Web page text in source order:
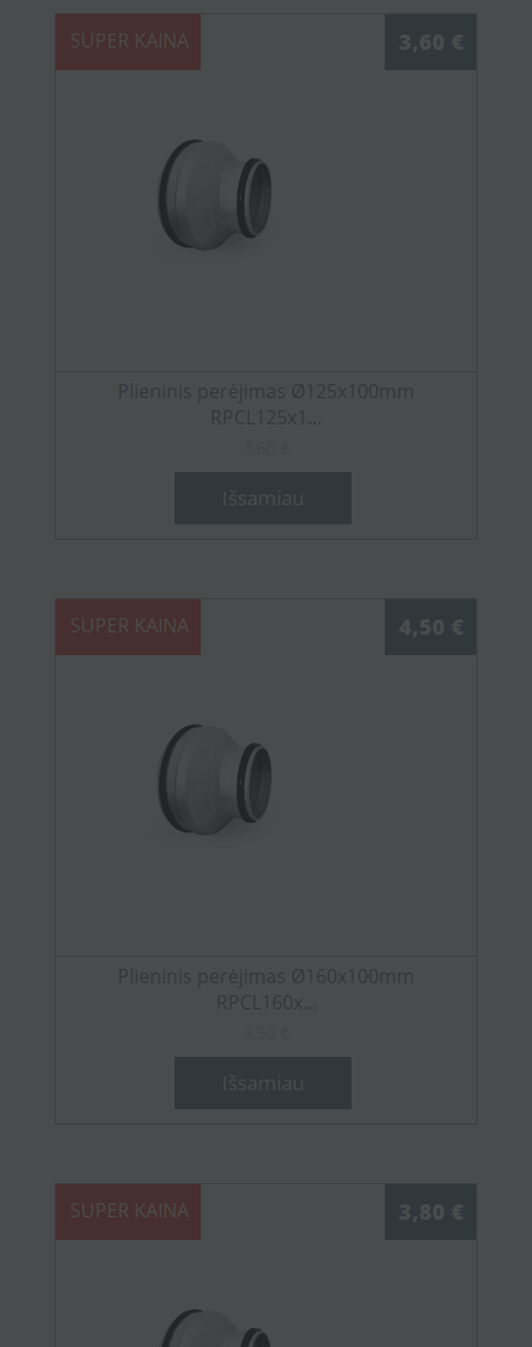
SUPER KAINA 3,60 €
Plieninis perėjimas Ø125x100mm
RPCL125x1...
Išsamiau
SUPER KAINA 4,50 €
Plieninis perėjimas Ø160x100mm
RPCL160x...
Išsamiau
SUPER KAINA 3,80 €